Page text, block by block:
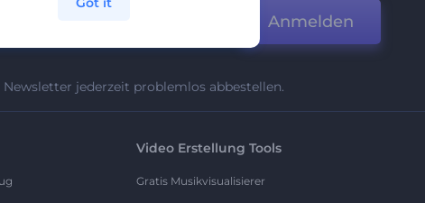
Anmelden
Newsletter jederzeit problemlos abbestellen.
Video Erstellung Tools
Gratis Musikvisualisierer